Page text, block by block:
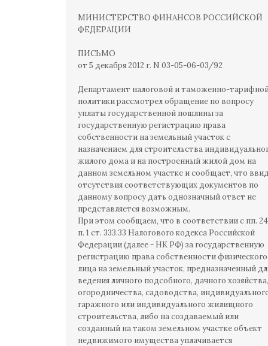
МИНИСТЕРСТВО ФИНАНСОВ РОССИЙСКОЙ
ФЕДЕРАЦИИ
ПИСЬМО
от 5 декабря 2012 г. N 03-05-06-03/92
Департамент налоговой и таможенно-
политики рассмотрел обращение по вопросу
уплаты государственной пошлины за
государственную регистрацию права
собственности на земельный участок с
назначением для строительства
жилого дома и на построенный жилой дом на
данном земельном участке и сообщает, что
отсутствия соответствующих документов по
данному вопросу дать однозначный ответ не
представляется возможным.
При этом сообщаем, что в соответствии с пп. 24
п. 1 ст. 333.33 Налогового кодекса Российской
Федерации (далее - НК РФ) за государственную
регистрацию права собственности физического
лица на земельный участок, предназначенный
ведения личного подсобного, дачного хозяйства,
огородничества, садоводства,
гаражного или индивидуального жилищного
строительства, либо на создаваемый или
созданный на таком земельном участке объект
недвижимого имущества уплачивается